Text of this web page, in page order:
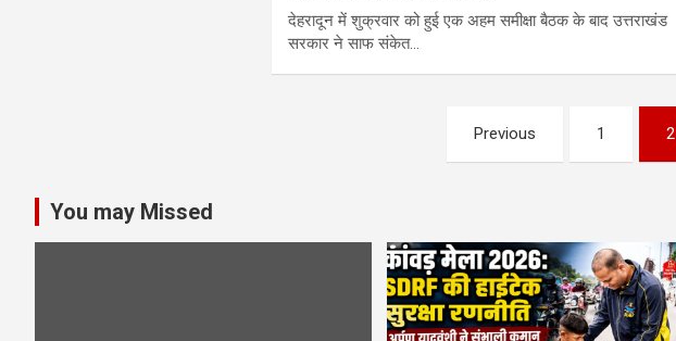
देहरादून में शुक्रवार को हुई एक अहम समीक्षा बैठक के बाद उत्तराखंड
सरकार ने साफ संकेत…
Previous 1 2
You may Missed